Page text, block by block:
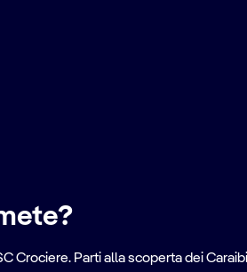
Crociere. Parti alla scoperta dei